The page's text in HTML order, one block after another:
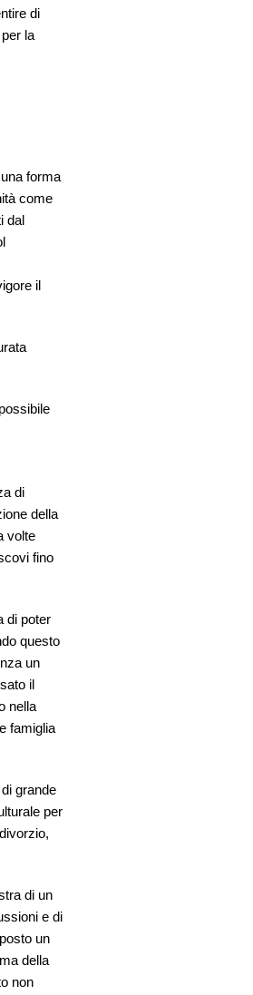
di
la
forma
come
dal
il
di
della
volte
fino
di poter
questo
un
il
nella
famiglia
grande
per
di un
e di
un
della
non